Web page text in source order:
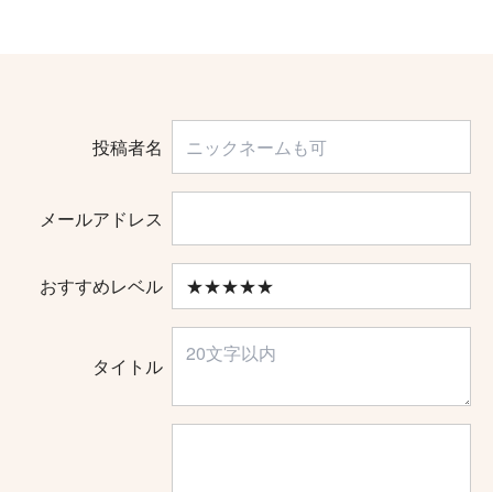
投稿者名
メールアドレス
おすすめレベル
タイトル